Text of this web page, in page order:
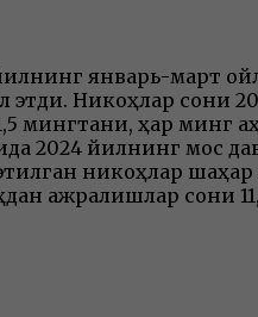
январь-март
Никоҳлар сони
мингтани, ҳар минг
2024 йилнинг мос
никоҳлар
ажралишлар сони